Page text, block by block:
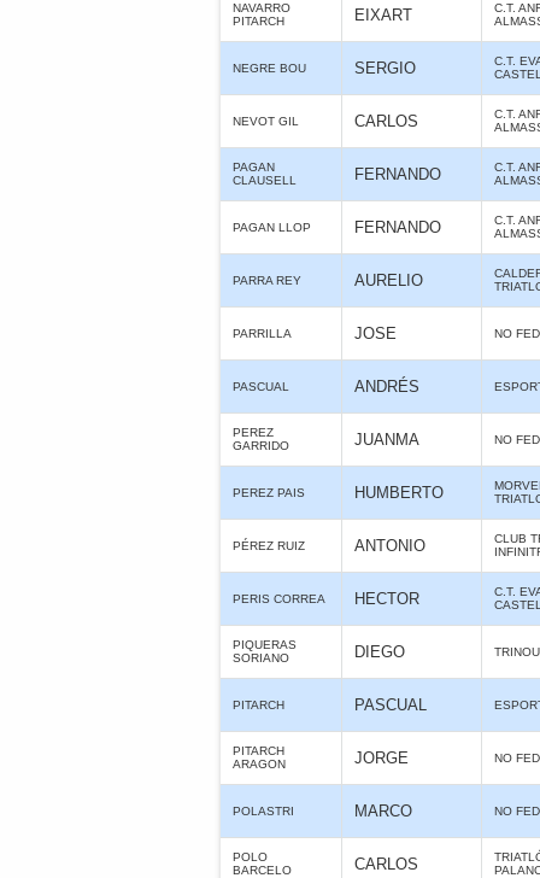
NAVARRO
PITARCH
EIXART
C.T.
NEGRE BOU SERGIO
C.T.
NEVOT GIL CARLOS
C.T.
PAGAN
CLAUSELL
FERNANDO
C.T.
PAGAN LLOP FERNANDO
C.T.
PARRA REY AURELIO
PARRILLA JOSE NO
PASCUAL ANDRÉS
PEREZ
GARRIDO
JUANMA NO
PEREZ PAIS HUMBERTO
PÉREZ RUIZ ANTONIO
CLUB
PERIS CORREA HECTOR
C.T.
PIQUERAS
SORIANO
DIEGO
PITARCH PASCUAL
PITARCH
ARAGON
JORGE NO
POLASTRI MARCO NO
POLO
BARCELO
CARLOS